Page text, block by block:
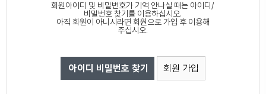
회원아이디 및 비밀번호가 기억 안나실 때는 아이디/
비밀번호 찾기를 이용하십시오.
아직 회원이 아니시라면 회원으로 가입 후 이용해
주십시오.
아이디 비밀번호 찾기 회원 가입